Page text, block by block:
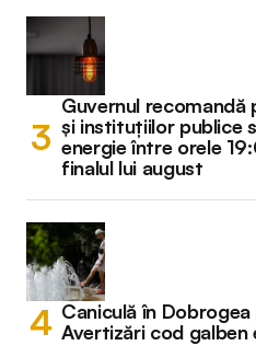
Guvernul
și instituțiilor publice
energie între orele
finalul lui august
Caniculă în
Avertizări cod